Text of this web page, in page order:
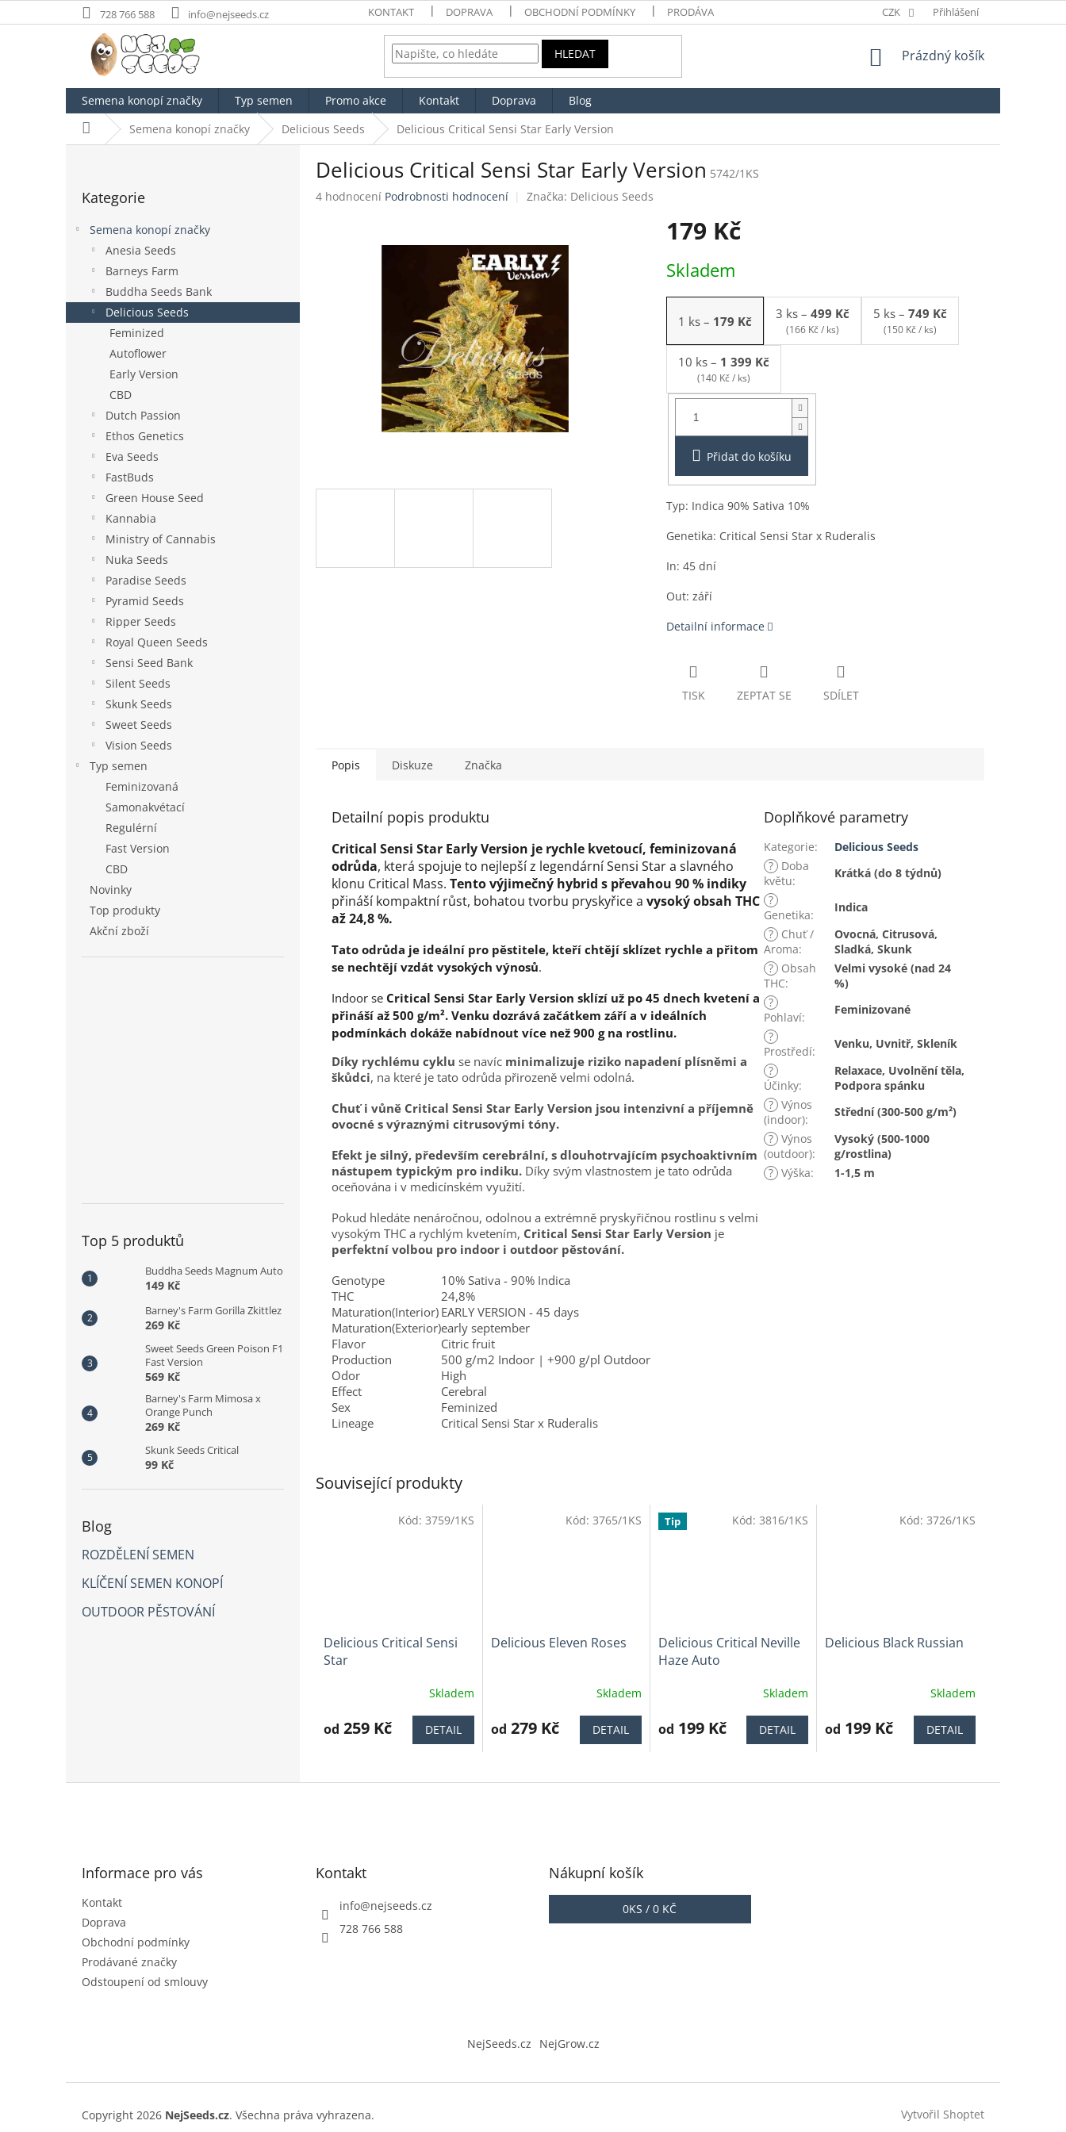
na
728 766 588 info@nejseeds.cz KONTAKT DOPRAVA OBCHODNÍ PODMÍNKY PRODÁVANÉ ZNAČKY ODSTOUPENÍ OD SMLOUVY
CZK Přihlášení
HLEDAT
NÁKUPNÍ
Prázdný košík
Semena konopí značky Typ semen Promo akce Kontakt Doprava
Blog
Domů Semena konopí značky Delicious Seeds Delicious Critical Sensi Star Early Version
a
kategorie
Kategorie
Semena konopí značky
Anesia Seeds
Barneys Farm
Buddha Seeds Bank
Delicious Seeds
Feminized
Autoflower
Early Version
CBD
Dutch Passion
Ethos Genetics
Eva Seeds
FastBuds
Green House Seed
Kannabia
Ministry of Cannabis
Nuka Seeds
Paradise Seeds
Pyramid Seeds
Ripper Seeds
Royal Queen Seeds
Sensi Seed Bank
Silent Seeds
Skunk Seeds
Sweet Seeds
Vision Seeds
Typ semen
Feminizovaná
Samonakvétací
Regulérní
Fast Version
CBD
Novinky
Top produkty
Akční zboží
Top 5 produktů
Buddha Seeds Magnum Auto
149 Kč
Barney's Farm Gorilla Zkittlez
269 Kč
Sweet Seeds Green Poison F1
Fast Version
569 Kč
Barney's Farm Mimosa x
Orange Punch
269 Kč
Skunk Seeds Critical
99 Kč
Blog
ROZDĚLENÍ SEMEN
KLÍČENÍ SEMEN KONOPÍ
OUTDOOR PĚSTOVÁNÍ
Delicious Critical Sensi Star Early Version 5742/1KS
Průměrné
4 hodnocení Podrobnosti hodnocení Značka: Delicious Seeds
179 Kč
cena:
Skladem
1 ks – 179 Kč 3 ks – 499 Kč
(166 Kč / ks)
5 ks – 749 Kč
(150 Kč / ks)
10 ks – 1 399 Kč
(140 Kč / ks)
Balení:
Přidat do košíku
Typ: Indica 90% Sativa 10%
Genetika: Critical Sensi Star x Ruderalis
In: 45 dní
Out: září
Detailní informace
TISK ZEPTAT SE SDÍLET
Související produkty
Delicious Critical Sensi
Star
produktu
5
Skladem
od 259 Kč DETAIL
Kód: 3759/1KS
Delicious Eleven Roses
produktu
5
Skladem
od 279 Kč DETAIL
Kód: 3765/1KS Tip
Delicious Critical Neville
Haze Auto
produktu
5
Skladem
od 199 Kč DETAIL
Kód:3816/1KS
Delicious Black Russian
produktu
5
Skladem
od 199 Kč DETAIL
Kód: 3726/1KS
Popis Diskuze Značka
Detailní popis produktu
Critical Sensi Star Early Version je rychle kvetoucí, feminizovaná
odrůda, která spojuje to nejlepší z legendární Sensi Star a slavného
klonu Critical Mass. Tento výjimečný hybrid s převahou 90 % indiky
přináší kompaktní růst, bohatou tvorbu pryskyřice a vysoký obsah THC
až 24,8 %.
Tato odrůda je ideální pro pěstitele, kteří chtějí sklízet rychle a přitom
se nechtějí vzdát vysokých výnosů.
Indoor se Critical Sensi Star Early Version sklízí už po 45 dnech kvetení a
přináší až 500 g/m². Venku dozrává začátkem září a v ideálních
podmínkách dokáže nabídnout více než 900 g na rostlinu.
Díky rychlému cyklu se navíc minimalizuje riziko napadení plísněmi a
škůdci, na které je tato odrůda přirozeně velmi odolná.
Chuť i vůně Critical Sensi Star Early Version jsou intenzivní a příjemně
ovocné s výraznými citrusovými tóny.
Efekt je silný, především cerebrální, s dlouhotrvajícím psychoaktivním
nástupem typickým pro indiku. Díky svým vlastnostem je tato odrůda
oceňována i v medicínském využití.
Pokud hledáte nenáročnou, odolnou a extrémně pryskyřičnou rostlinu s velmi
vysokým THC a rychlým kvetením, Critical Sensi Star Early Version je
perfektní volbou pro indoor i outdoor pěstování.
Genotype
10% Sativa - 90% Indica
THC
24,8%
Maturation(Interior) EARLY VERSION - 45 days
Maturation(Exterior)early september
Flavor
Citric fruit
Production
500 g/m2 Indoor | +900 g/pl Outdoor
Odor
High
Effect
Cerebral
Sex
Feminized
Lineage
Critical Sensi Star x Ruderalis
Doplňkové parametry
Kategorie:
Delicious Seeds
? Doba
květu:
Krátká (do 8 týdnů)
?
Genetika:
Indica
? Chuť /
Aroma:
Ovocná, Citrusová,
Sladká, Skunk
? Obsah
THC:
Velmi vysoké (nad 24
%)
?
Pohlaví:
Feminizované
?
Prostředí:
Venku, Uvnitř, Skleník
?
Účinky:
Relaxace, Uvolnění těla,
Podpora spánku
? Výnos
(indoor):
Střední (300-500 g/m²)
? Výnos
(outdoor):
Vysoký (500-1000
g/rostlina)
? Výška: 1-1,5 m
Informace pro vás
Kontakt
Doprava
Obchodní podmínky
Prodávané značky
Odstoupení od smlouvy
Kontakt
info@nejseeds.cz
728 766 588
Nákupní košík
0KS /0 KČ
NejSeeds.cz NejGrow.cz
Vytvořil Shoptet
Copyright 2026 NejSeeds.cz. Všechna práva vyhrazena.